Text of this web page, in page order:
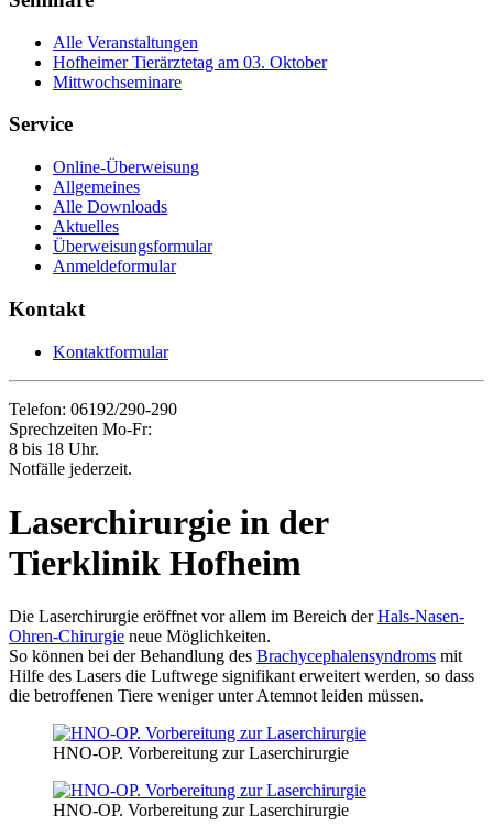
Alle Veranstaltungen
Hofheimer Tierärztetag am 03. Oktober
Mittwochseminare
Service
Online-Überweisung
Allgemeines
Alle Downloads
Aktuelles
Überweisungsformular
Anmeldeformular
Kontakt
Kontaktformular
Telefon: 06192/290-290
Sprechzeiten Mo-Fr:
8 bis 18 Uhr.
Notfälle jederzeit.
Laserchirurgie in der
Tierklinik Hofheim
Die Laserchirurgie eröffnet vor allem im Bereich derHals-Nasen-
Ohren-Chirurgie neue Möglichkeiten.
So können bei der Behandlung des Brachycephalensyndroms mit
Hilfe des Lasers die Luftwege signifikant erweitert werden, so dass
die betroffenen Tiere weniger unter Atemnot leiden müssen.
HNO-OP. Vorbereitung zur Laserchirurgie
HNO-OP. Vorbereitung zur Laserchirurgie